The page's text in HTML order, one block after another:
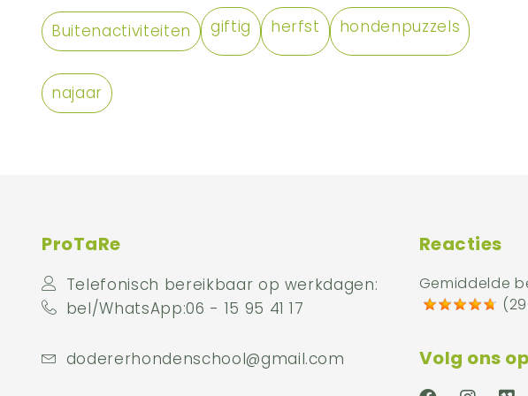
Buitenactiviteiten giftig herfst hondenpuzzels
najaar
ProTaRe
Telefonisch bereikbaar op werkdagen:
bel/WhatsApp:06 - 15 95 41 17
dodererhondenschool@gmail.com
Reacties
Gemiddelde
(
Volg ons op